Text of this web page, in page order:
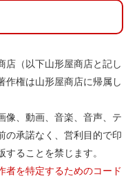
店（以下山形屋商店と記し
作権は山形屋商店に帰属し
像、動画、音楽、音声、テ
の承諾なく、営利目的で印
ることを禁じます。
を特定するためのコード